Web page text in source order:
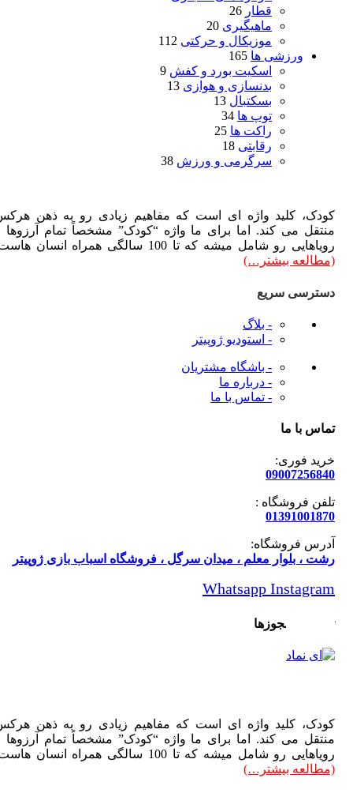
قطار
26
ماهیگیری 20
موزیکال و حرکتی 112
ورزشی ها 165
اسکیت بورد و کفش 9
بدنسازی و هوازی 13
بسکتبال 13
توپ ها 34
راکت ها 25
رقابتی 18
سرگرمی و ورزش 38
کلید واژه ای است که مفاهیم زیادی رو به ذهن هرکس
می کند. اما برای ما واژه “کودک” مشخصاً تمام آرزوها و
رو شامل میشه که تا 100 سالگی همراه انسان هاست.
بیشتر…)
سریع
- بلاگ
- استودیو ژوپیتر
- باشگاه مشتریان
- درباره ما
- تماس با ما
با ما
فوری:
فروشگاه :
فروشگاه:
، بلوار معلم ، میدان سرگل ، فروشگاه اسباب بازی ژوپیتر
Whatsapp
و مجوزها
کلید واژه ای است که مفاهیم زیادی رو به ذهن هرکس
می کند. اما برای ما واژه “کودک” مشخصاً تمام آرزوها و
رو شامل میشه که تا 100 سالگی همراه انسان هاست.
بیشتر…)